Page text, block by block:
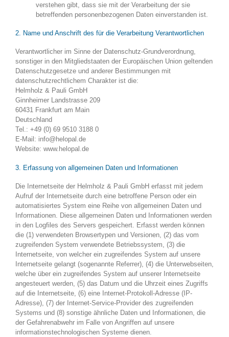
verstehen gibt, dass sie mit der Verarbeitung der sie
betreffenden personenbezogenen Daten einverstanden ist.
2. Name und Anschrift des für die Verarbeitung Verantwortlichen
Verantwortlicher im Sinne der Datenschutz-Grundverordnung,
sonstiger in den Mitgliedstaaten der Europäischen Union geltenden
Datenschutzgesetze und anderer Bestimmungen mit
datenschutzrechtlichem Charakter ist die:
Helmholz & Pauli GmbH
Ginnheimer Landstrasse 209
60431 Frankfurt am Main
Deutschland
Tel.: +49 (0) 69 9510 3188 0
E-Mail: info@helopal.de
Website: www.helopal.de
3. Erfassung von allgemeinen Daten und Informationen
Die Internetseite der Helmholz & Pauli GmbH erfasst mit jedem
Aufruf der Internetseite durch eine betroffene Person oder ein
automatisiertes System eine Reihe von allgemeinen Daten und
Informationen. Diese allgemeinen Daten und Informationen werden
in den Logfiles des Servers gespeichert. Erfasst werden können
die (1) verwendeten Browsertypen und Versionen, (2) das vom
zugreifenden System verwendete Betriebssystem, (3) die
Internetseite, von welcher ein zugreifendes System auf unsere
Internetseite gelangt (sogenannte Referrer), (4) die Unterwebseiten,
welche über ein zugreifendes System auf unserer Internetseite
angesteuert werden, (5) das Datum und die Uhrzeit eines Zugriffs
auf die Internetseite, (6) eine Internet-Protokoll-Adresse (IP-
Adresse), (7) der Internet-Service-Provider des zugreifenden
Systems und (8) sonstige ähnliche Daten und Informationen, die
der Gefahrenabwehr im Falle von Angriffen auf unsere
informationstechnologischen Systeme dienen.